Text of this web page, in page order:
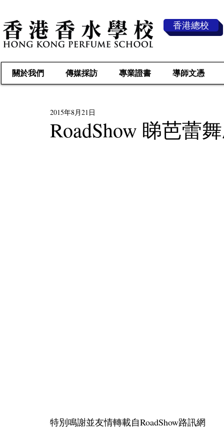
香港總校
關於我們 傳媒採訪 專業證書 導師文憑
RoadShow 睇芭蕾
2015年8月21日
特別鳴謝並友情轉載自RoadShow路訊網